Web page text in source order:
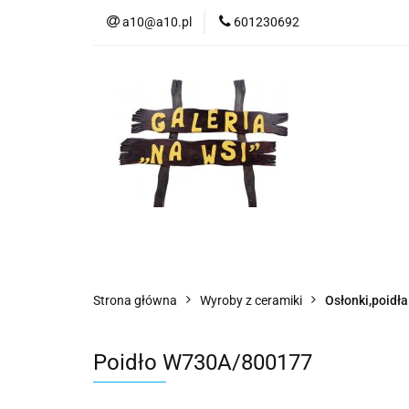
a10@a10.pl 601230692
Strona główna Wyroby z ceramiki Osłonki,poidła
Poidło W730A/800177